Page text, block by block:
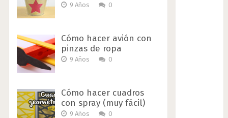
9 Años 0
Cómo hacer avión con
pinzas de ropa
9 Años 0
Cómo hacer cuadros
con spray (muy fácil)
9 Años 0